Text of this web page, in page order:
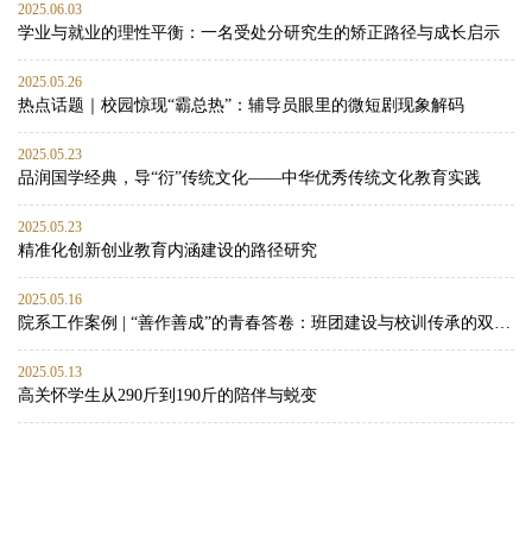
2025.06.03
学业与就业的理性平衡：一名受处分研究生的矫正路径与成长启示
2025.05.26
热点话题｜校园惊现“霸总热”：辅导员眼里的微短剧现象解码
2025.05.23
品润国学经典，导“衍”传统文化——中华优秀传统文化教育实践
2025.05.23
精准化创新创业教育内涵建设的路径研究
2025.05.16
院系工作案例 | “善作善成”的青春答卷：班团建设与校训传承的双向赋能实践
2025.05.13
高关怀学生从290斤到190斤的陪伴与蜕变